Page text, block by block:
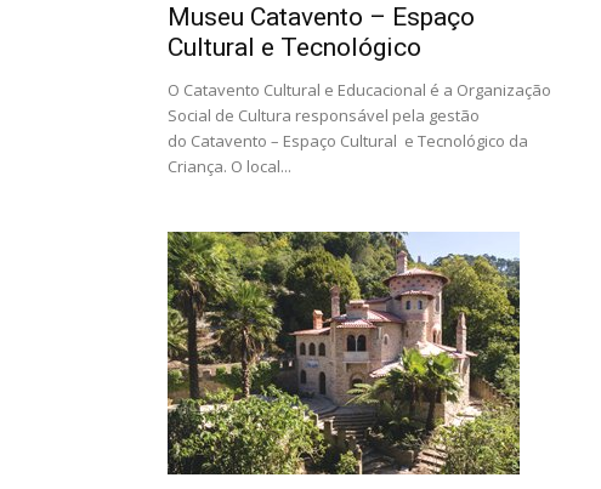
Museu Catavento – Espaço
Cultural e Tecnológico
O Catavento Cultural e Educacional é a Organização
Social de Cultura responsável pela gestão
do Catavento – Espaço Cultural e Tecnológico da
Criança. O local...